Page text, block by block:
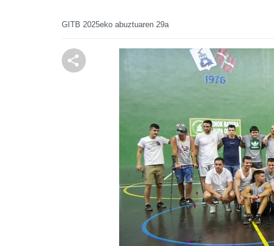
GITB 2025eko abuztuaren 29a